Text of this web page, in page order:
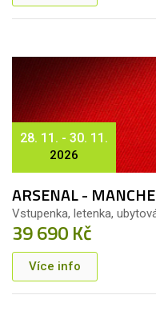
28. 11. - 30. 11.
2026
ARSENAL -
Vstupenka, letenka,
39 690 Kč
Více info